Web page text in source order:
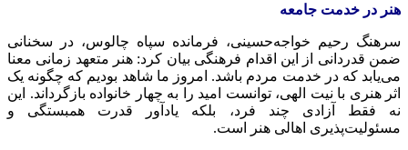
هنر در خدمت جامعه
سرهنگ رحیم خواجه‌حسینی، فرمانده سپاه چالوس، در سخنانی
ضمن قدردانی از این اقدام فرهنگی بیان کرد: هنر متعهد زمانی معنا
می‌یابد که در خدمت مردم باشد. امروز ما شاهد بودیم که چگونه یک
اثر هنری با نیت الهی، توانست امید را به چهار خانواده بازگرداند. این
نه فقط آزادی چند فرد، بلکه یادآور قدرت همبستگی و
مسئولیت‌پذیری اهالی هنر است.